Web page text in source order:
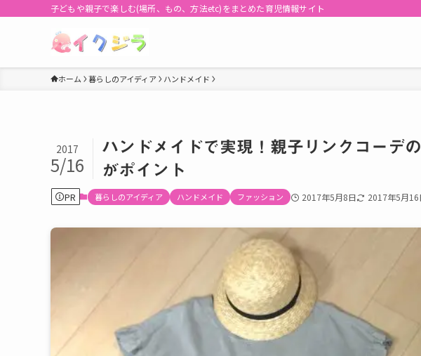
子どもや親子で楽しむ(場所、もの、方法etc)をまとめた育児情報サイト
ホーム 暮らしのアイディア ハンドメイド
ハンドメイドで実現！親子リンクコーデ
がポイント
2017
5/16
PR 暮らしのアイディア ハンドメイド ファッション 2017年5月8日 2017年5月16